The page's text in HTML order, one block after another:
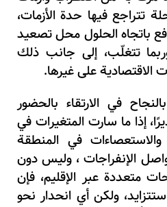
تتراجع فيها حدة الأزمات،
باتجاه الحلول محل تصعيد
تتغلّب، إلى جانب ذلك
الاقتصادية على غيرها.
في الارتقاء بالحضور
إذا ما سارت المتغيرات في
والاستعصاءات في المنطقة
الإنفراجات ، وليس دون
متعددة عبر الإقليم، فإن
ولكن أي انحدار نحو